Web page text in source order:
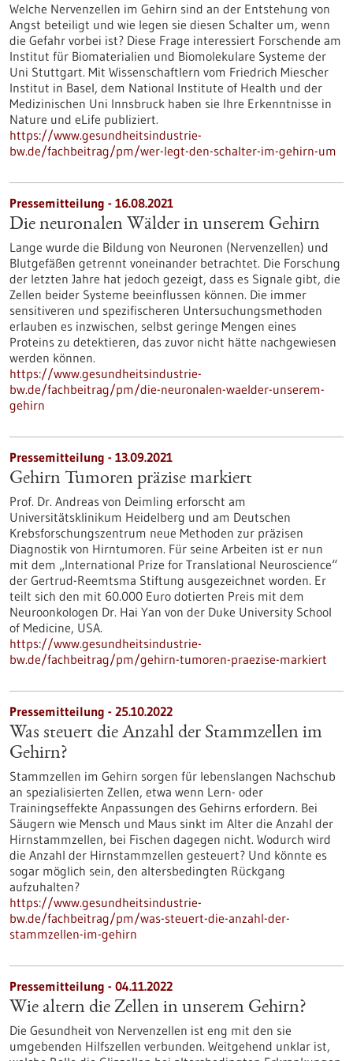
Welche Nervenzellen im Gehirn sind an der Entstehung von
Angst beteiligt und wie legen sie diesen Schalter um, wenn
die Gefahr vorbei ist? Diese Frage interessiert Forschende am
Institut für Biomaterialien und Biomolekulare Systeme der
Uni Stuttgart. Mit Wissenschaftlern vom Friedrich Miescher
Institut in Basel, dem National Institute of Health und der
Medizinischen Uni Innsbruck haben sie Ihre Erkenntnisse in
Nature und eLife publiziert.
https://www.gesundheitsindustrie-
bw.de/fachbeitrag/pm/wer-legt-den-schalter-im-gehirn-um
Pressemitteilung - 16.08.2021
Die neuronalen Wälder in unserem Gehirn
Lange wurde die Bildung von Neuronen (Nervenzellen) und
Blutgefäßen getrennt voneinander betrachtet. Die Forschung
der letzten Jahre hat jedoch gezeigt, dass es Signale gibt, die
Zellen beider Systeme beeinflussen können. Die immer
sensitiveren und spezifischeren Untersuchungsmethoden
erlauben es inzwischen, selbst geringe Mengen eines
Proteins zu detektieren, das zuvor nicht hätte nachgewiesen
werden können.
https://www.gesundheitsindustrie-
bw.de/fachbeitrag/pm/die-neuronalen-waelder-unserem-
gehirn
Pressemitteilung - 13.09.2021
Gehirn Tumoren präzise markiert
Prof. Dr. Andreas von Deimling erforscht am
Universitätsklinikum Heidelberg und am Deutschen
Krebsforschungszentrum neue Methoden zur präzisen
Diagnostik von Hirntumoren. Für seine Arbeiten ist er nun
mit dem „International Prize for Translational Neuroscience“
der Gertrud-Reemtsma Stiftung ausgezeichnet worden. Er
teilt sich den mit 60.000 Euro dotierten Preis mit dem
Neuroonkologen Dr. Hai Yan von der Duke University School
of Medicine, USA.
https://www.gesundheitsindustrie-
bw.de/fachbeitrag/pm/gehirn-tumoren-praezise-markiert
Pressemitteilung - 25.10.2022
Was steuert die Anzahl der Stammzellen im
Gehirn?
Stammzellen im Gehirn sorgen für lebenslangen Nachschub
an spezialisierten Zellen, etwa wenn Lern- oder
Trainingseffekte Anpassungen des Gehirns erfordern. Bei
Säugern wie Mensch und Maus sinkt im Alter die Anzahl der
Hirnstammzellen, bei Fischen dagegen nicht. Wodurch wird
die Anzahl der Hirnstammzellen gesteuert? Und könnte es
sogar möglich sein, den altersbedingten Rückgang
aufzuhalten?
https://www.gesundheitsindustrie-
bw.de/fachbeitrag/pm/was-steuert-die-anzahl-der-
stammzellen-im-gehirn
Pressemitteilung - 04.11.2022
Wie altern die Zellen in unserem Gehirn?
Die Gesundheit von Nervenzellen ist eng mit den sie
umgebenden Hilfszellen verbunden. Weitgehend unklar ist,